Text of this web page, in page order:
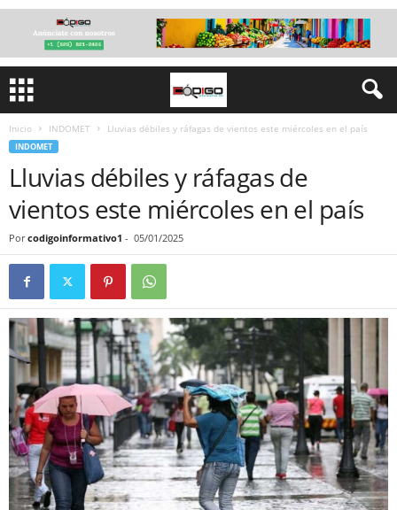
Inicio INDOMET Lluvias débiles y ráfagas de vientos este miércoles en el país
INDOMET
Lluvias débiles y ráfagas de
vientos este miércoles en el país
Por codigoinformativo1 - 05/01/2025